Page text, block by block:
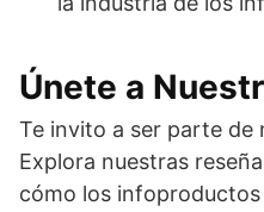
Únete a
Te invito a ser parte de
Explora nuestras
cómo los